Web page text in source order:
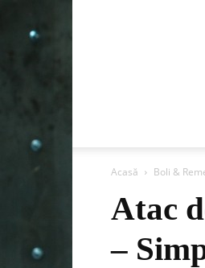
Acasă Boli &
Atac
–